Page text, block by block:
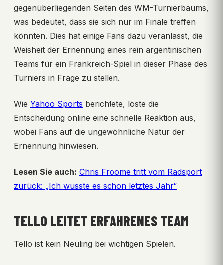
gegenüberliegenden Seiten des WM-Turnierbaums,
was bedeutet, dass sie sich nur im Finale treffen
könnten. Dies hat einige Fans dazu veranlasst, die
Weisheit der Ernennung eines rein argentinischen
Teams für ein Frankreich-Spiel in dieser Phase des
Turniers in Frage zu stellen.
Wie Yahoo Sports berichtete, löste die
Entscheidung online eine schnelle Reaktion aus,
wobei Fans auf die ungewöhnliche Natur der
Ernennung hinwiesen.
Lesen Sie auch: Chris Froome tritt vom Radsport
zurück: „Ich wusste es schon letztes Jahr“
TELLO LEITET ERFAHRENES TEAM
Tello ist kein Neuling bei wichtigen Spielen.